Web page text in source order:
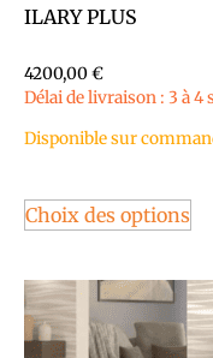
ILARY PLUS
4200,00€
Délai de livraison : 3 à 4
Disponible sur
Choix des options